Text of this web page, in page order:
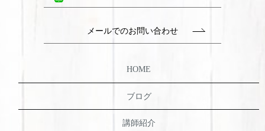
メールでのお問い合わせ
HOME
ブログ
講師紹介